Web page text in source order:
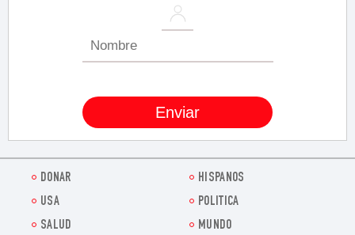
DONAR
HISPANOS
USA
POLITICA
SALUD
MUNDO